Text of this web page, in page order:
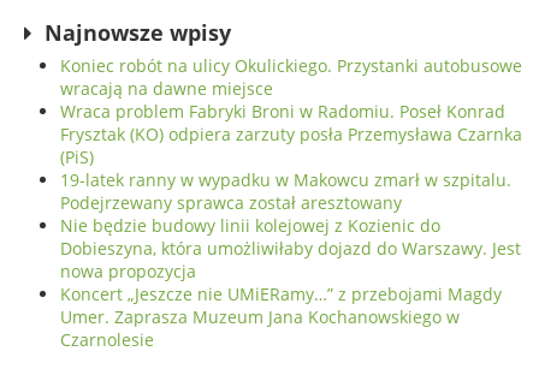
Najnowsze wpisy
Koniec robót na ulicy Okulickiego. Przystanki autobusowe
wracają na dawne miejsce
Wraca problem Fabryki Broni w Radomiu. Poseł Konrad
Frysztak (KO) odpiera zarzuty posła Przemysława Czarnka
(PiS)
19-latek ranny w wypadku w Makowcu zmarł w szpitalu.
Podejrzewany sprawca został aresztowany
Nie będzie budowy linii kolejowej z Kozienic do
Dobieszyna, która umożliwiłaby dojazd do Warszawy. Jest
nowa propozycja
Koncert „Jeszcze nie UMiERamy…” z przebojami Magdy
Umer. Zaprasza Muzeum Jana Kochanowskiego w
Czarnolesie